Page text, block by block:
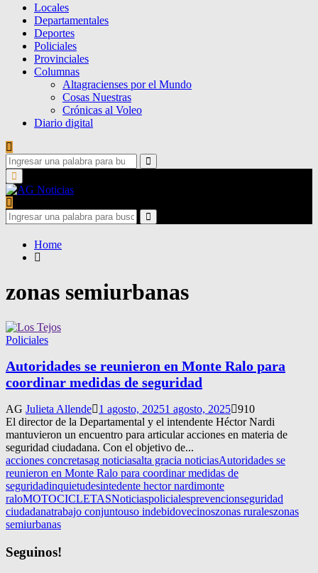
Locales
Departamentales
Deportes
Policiales
Provinciales
Columnas
Altagracienses por el Mundo
Cosas Nuestras
Crónicas al Voleo
Diario digital
Search
for:
Search
Primary
Menu
Search
for:
Search
Home
zonas semiurbanas
Policiales
Autoridades se reunieron en Monte Ralo para
coordinar medidas de seguridad
AG Julieta Allende 1 agosto, 20251 agosto, 2025 910
El director de la Departamental y el intendente Héctor Nardi
mantuvieron un encuentro para articular acciones en materia de
seguridad ciudadana. Con el objetivo de...
acciones concretasag noticiasalta gracia noticiasAutoridades se
reunieron en Monte Ralo para coordinar medidas de
seguridadinquietudesintedente hector nardimonte
raloMOTOCICLETASNoticiaspolicialesprevencionseguridad
ciudadanatrabajo conjuntouso indebidovecinoszonas ruraleszonas
semiurbanas
Seguinos!